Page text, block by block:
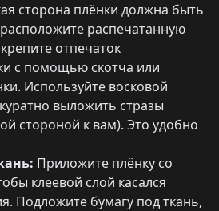
сторона плёнки должна быть
распечатанную
отпечаток
с помощью скотча или
Используйте восковой
выложить стразы
стороной к вам). Это удобно
Приложите плёнку со
клеевой слой касался
Подложите бумагу под ткань,